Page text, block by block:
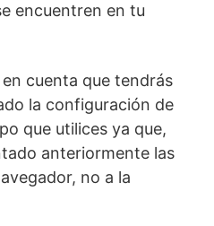
encuentren en tu
cuenta que tendrás
la configuración de
que utilices ya que,
anteriormente las
no a la